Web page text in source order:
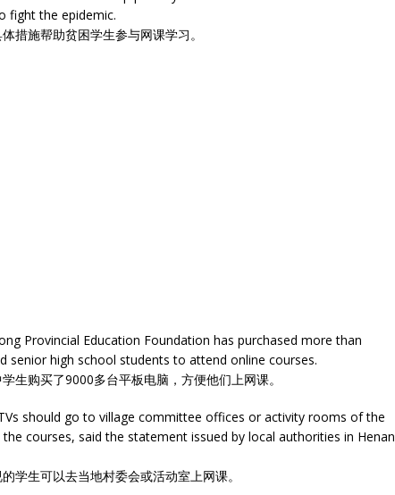
fight the epidemic.
措施帮助贫困学生参与网课学习。
Provincial Education Foundation has purchased more than
senior high school students to attend online courses.
生购买了9000多台平板电脑，方便他们上网课。
should go to village committee offices or activity rooms of the
courses, said the statement issued by local authorities in Henan
学生可以去当地村委会或活动室上网课。